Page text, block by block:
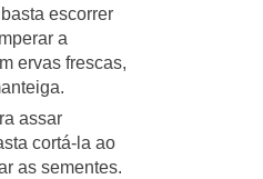
escorrer
a
ervas frescas,
assar
cortá-la ao
as sementes.